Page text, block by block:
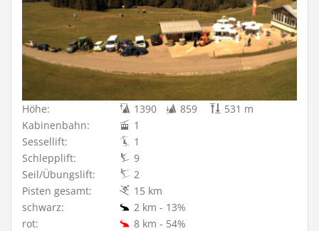
Höhe: 1390 859
531 m
Kabinenbahn:
1
Sessellift:
1
Schlepplift:
9
Seil/Übungslift:
2
Pisten gesamt:
15 km
schwarz:
2 km - 13%
rot:
8 km - 54%